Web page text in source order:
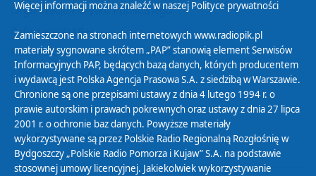
Organizacje Pożytku Publicznego
Cyfryzacja DAB+
Polityka ochrony danych osobowych
Abonament
Zamówienia publiczne
Biuletyn Informacji Publicznej
Więcej informacji można znaleźć w naszej Polityce prywatności
Zamieszczone na stronach internetowych www.radiopik.pl
materiały sygnowane skrótem „PAP” stanowią element Serwisów
Informacyjnych PAP, będących bazą danych, których producentem
i wydawcą jest Polska Agencja Prasowa S.A. z siedzibą w Warszawie.
Chronione są one przepisami ustawy z dnia 4 lutego 1994 r. o
prawie autorskim i prawach pokrewnych oraz ustawy z dnia 27 lipca
2001 r. o ochronie baz danych. Powyższe materiały
wykorzystywane są przez Polskie Radio Regionalną Rozgłośnię w
Bydgoszczy „Polskie Radio Pomorza i Kujaw” S.A. na podstawie
stosownej umowy licencyjnej. Jakiekolwiek wykorzystywanie